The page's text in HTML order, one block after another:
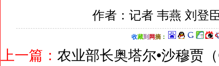
作者：记者 韦燕 刘
收藏到 网摘：
上一篇： 农业部长奥塔尔•沙穆贾